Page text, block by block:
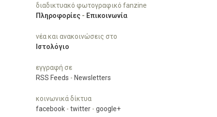
διαδικτυακό φωτογραφικό fanzine
Πληροφορίες - Επικοινωνία
νέα και ανακοινώσεις στο
Ιστολόγιο
εγγραφή σε
RSS Feeds - Newsletters
κοινωνικά δίκτυα
facebook - twitter - google+